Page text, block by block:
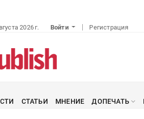
2026 г. Войти Регистрация
СТАТЬИ МНЕНИЕ ДОПЕЧАТЬ